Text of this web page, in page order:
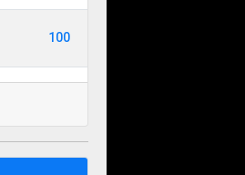
100